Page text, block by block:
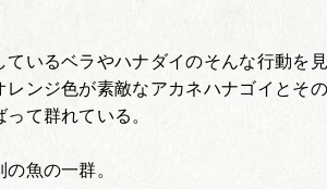
ているベラやハナダイのそんな行動を
レンジ色が素敵なアカネハナゴイとそ
て群れている。
魚の一群。